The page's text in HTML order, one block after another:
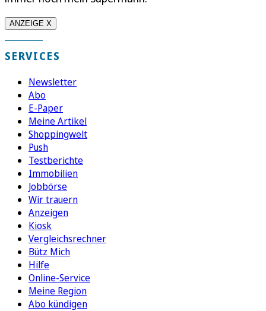
ANZEIGE X
SERVICES
Newsletter
Abo
E-Paper
Meine Artikel
Shoppingwelt
Push
Testberichte
Immobilien
Jobbörse
Wir trauern
Anzeigen
Kiosk
Vergleichsrechner
Bütz Mich
Hilfe
Online-Service
Meine Region
Abo kündigen